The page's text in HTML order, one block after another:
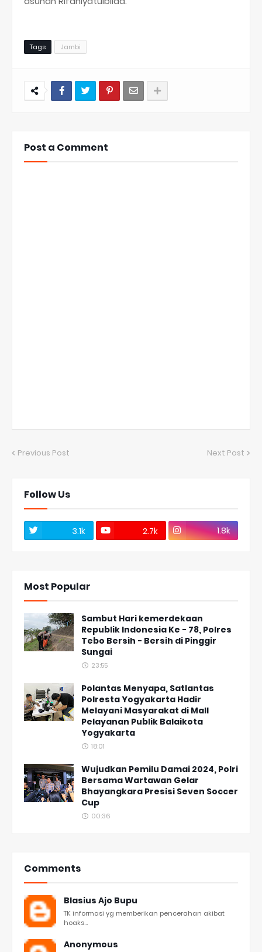
Tags Jambi
Post a Comment
Previous Post Next Post
Follow Us
3.1k 2.7k 1.8k
Most Popular
Sambut Hari kemerdekaan
Republik Indonesia Ke - 78, Polres
Tebo Bersih - Bersih di Pinggir
Sungai
23:55
Polantas Menyapa, Satlantas
Polresta Yogyakarta Hadir
Melayani Masyarakat di Mall
Pelayanan Publik Balaikota
Yogyakarta
18:01
Wujudkan Pemilu Damai 2024, Polri
Bersama Wartawan Gelar
Bhayangkara Presisi Seven Soccer
Cup
00:36
Comments
Blasius Ajo Bupu
TK informasi yg memberikan pencerahan akibat
hoaks...
Anonymous